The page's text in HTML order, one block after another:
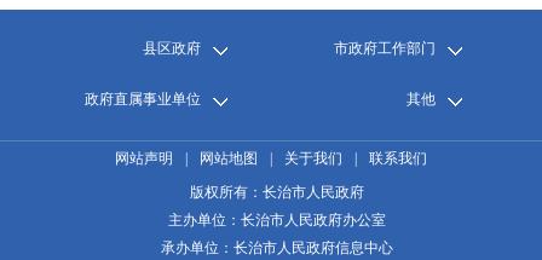
县区政府 市政府工作部门
政府直属事业单位 其他
网站声明 网站地图 关于我们
联系我们
版权所有：长治市人民政府
主办单位：长治市人民政府办公室
承办单位：长治市人民政府信息中心